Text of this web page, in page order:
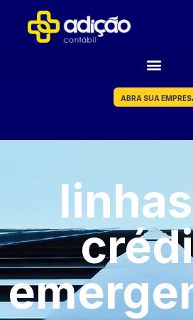
ABRA SUA